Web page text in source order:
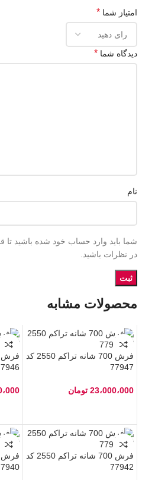
امتیاز شما *
دیدگاه شما *
نام
شما باید وارد حساب خود شده باشید تا
در نظرات باشید.
محصولات مشابه
فرش 700 شانه تراکم 2550 کد
77947
23،000،000 تومان
فرش 700 شانه تراکم 2550 کد
77942